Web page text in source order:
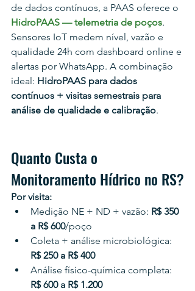
de dados contínuos, a PAAS oferece o
HidroPAAS — telemetria de poços.
Sensores IoT medem nível, vazão e
qualidade 24h com dashboard online e
alertas por WhatsApp. A combinação
ideal: HidroPAAS para dados
contínuos + visitas semestrais para
análise de qualidade e calibração.
Quanto Custa o
Monitoramento Hídrico no RS?
Por visita:
Medição NE + ND + vazão: R$ 350
a R$ 600/poço
Coleta + análise microbiológica:
R$ 250 a R$ 400
Análise físico-química completa:
R$ 600 a R$ 1.200